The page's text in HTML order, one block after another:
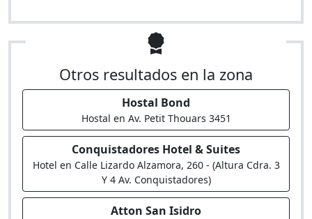
Otros resultados en la zona
Hostal Bond
Hostal en Av. Petit Thouars 3451
Conquistadores Hotel & Suites
Hotel en Calle Lizardo Alzamora, 260 - (Altura Cdra. 3
Y 4 Av. Conquistadores)
Atton San Isidro